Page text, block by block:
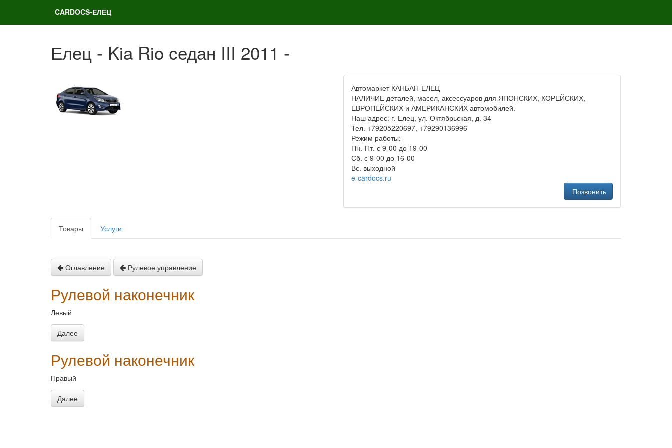
CARDOCS-ЕЛЕЦ
Елец - Kia Rio седан III 2011 -
Автомаркет КАНБАН-ЕЛЕЦ
НАЛИЧИЕ деталей, масел, аксессуаров для ЯПОНСКИХ, КОРЕЙСКИХ,
ЕВРОПЕЙСКИХ и АМЕРИКАНСКИХ автомобилей.
Наш адрес: г. Елец, ул. Октябрьская, д. 34
Тел. +79205220697, +79290136996
Режим работы:
Пн.-Пт. с 9-00 до 19-00
Сб. с 9-00 до 16-00
Вс. выходной
e-cardocs.ru
Позвонить
Товары Услуги
Оглавление Рулевое управление
Рулевой наконечник
Левый
Далее
Рулевой наконечник
Правый
Далее